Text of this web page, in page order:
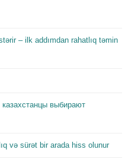
– ilk addımdan rahatlıq təmin
выбирают
və sürət bir arada hiss olunur